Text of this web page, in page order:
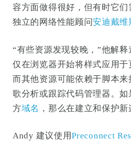
容方面做得很好，但有时它
独立的网络性能顾问安迪戴维
“有些资源发现较晚，”他解
仅在浏览器开始将样式应用于
而其他资源可能依赖于脚本
歌分析或跟踪代码管理器。
方域名 ，那么在建立和保护
Andy 建议使用Preconnect